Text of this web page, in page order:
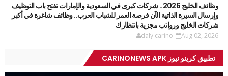
وظائف الخليج 2026.. شركات كبرى في السعودية والإمارات تفتح باب التوظيف
وإرسال السيرة الذاتية الآن فرصة العمر للشباب العرب.. وظائف شاغرة في أكبر
شركات الخليج ورواتب مجزية بانتظارك
daly carino Aug 02, 2026
تطبيق كرينو نيوز CARINONEWS APK